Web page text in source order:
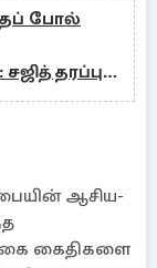
போல்
சஜித் தரப்பு
ஆசிய-
கைதிகளை